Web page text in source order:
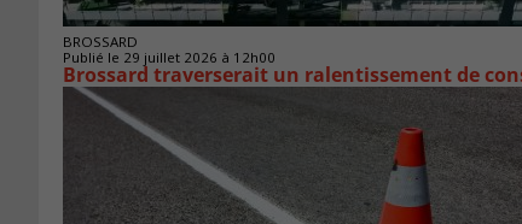
BROSSARD
Publié le 29 juillet 2026 à 12h00
Brossard traverserait un ralentissement de